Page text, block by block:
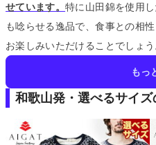
せています。特に山田錦を使用
も唸らせる逸品で、食事との相
お楽しみいただけることでしょう
もっ
和歌山発・選べるサイ